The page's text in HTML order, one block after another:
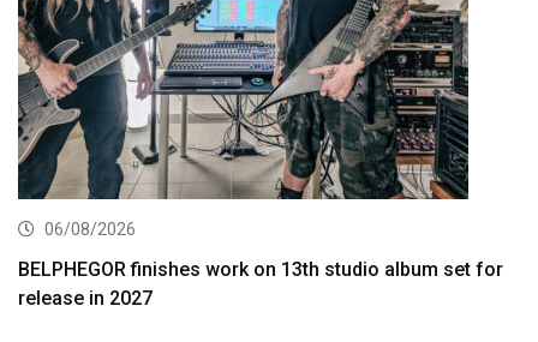
06/08/2026
BELPHEGOR finishes work on 13th studio album set for
release in 2027